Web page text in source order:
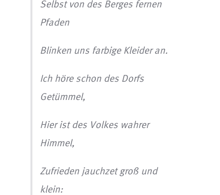
Selbst von des Berges fernen
Pfaden
Blinken uns farbige Kleider an.
Ich höre schon des Dorfs
Getümmel,
Hier ist des Volkes wahrer
Himmel,
Zufrieden jauchzet groß und
klein: